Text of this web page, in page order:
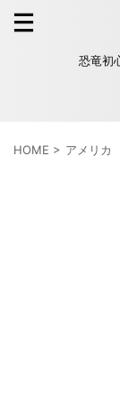
恐竜初
HOME > アメリカ